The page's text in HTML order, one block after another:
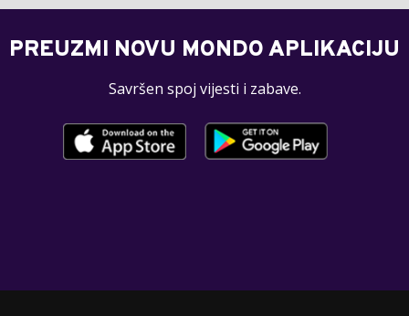
PREUZMI NOVU MONDO APLIKACIJU
Savršen spoj vijesti i zabave.